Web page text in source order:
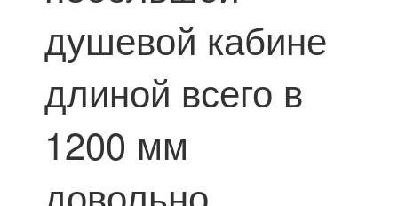
душевой кабине
длиной всего в
1200 мм